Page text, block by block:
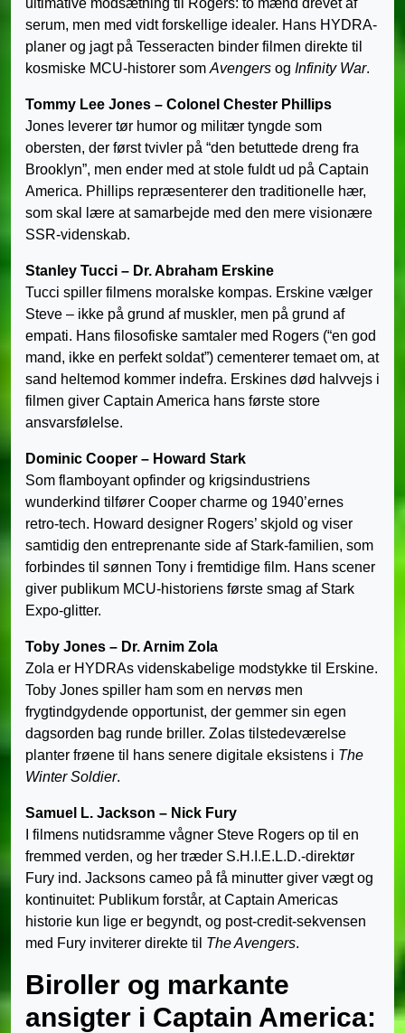
serum, men med vidt forskellige idealer. Hans HYDRA-
planer og jagt på Tesseracten binder filmen direkte til
kosmiske MCU-historer som Avengers og Infinity War.
Tommy Lee Jones – Colonel Chester Phillips
Jones leverer tør humor og militær tyngde som
obersten, der først tvivler på “den betuttede dreng fra
Brooklyn”, men ender med at stole fuldt ud på Captain
America. Phillips repræsenterer den traditionelle hær,
som skal lære at samarbejde med den mere visionære
SSR-videnskab.
Stanley Tucci – Dr. Abraham Erskine
Tucci spiller filmens moralske kompas. Erskine vælger
Steve – ikke på grund af muskler, men på grund af
empati. Hans filosofiske samtaler med Rogers (“en god
mand, ikke en perfekt soldat”) cementerer temaet om, at
sand heltemod kommer indefra. Erskines død halvvejs i
filmen giver Captain America hans første store
ansvarsfølelse.
Dominic Cooper – Howard Stark
Som flamboyant opfinder og krigsindustriens
wunderkind tilfører Cooper charme og 1940’ernes
retro-tech. Howard designer Rogers’ skjold og viser
samtidig den entreprenante side af Stark-familien, som
forbindes til sønnen Tony i fremtidige film. Hans scener
giver publikum MCU-historiens første smag af Stark
Expo-glitter.
Toby Jones – Dr. Arnim Zola
Zola er HYDRAs videnskabelige modstykke til Erskine.
Toby Jones spiller ham som en nervøs men
frygtindgydende opportunist, der gemmer sin egen
dagsorden bag runde briller. Zolas tilstedeværelse
planter frøene til hans senere digitale eksistens i The
Winter Soldier.
Samuel L. Jackson – Nick Fury
I filmens nutidsramme vågner Steve Rogers op til en
fremmed verden, og her træder S.H.I.E.L.D.-direktør
Fury ind. Jacksons cameo på få minutter giver vægt og
kontinuitet: Publikum forstår, at Captain Americas
historie kun lige er begyndt, og post-credit-sekvensen
med Fury inviterer direkte til The Avengers.
Biroller og markante
ansigter i Captain America: